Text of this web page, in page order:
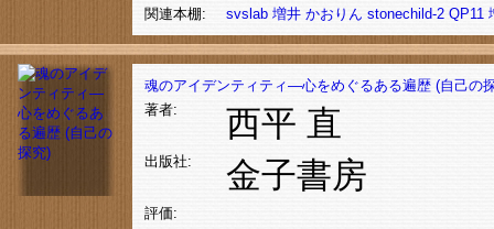
関連本棚: svslab 増井 かおりん stonechild-2 QP11
魂のアイデンティティ―心をめぐるある遍歴 (自己の
著者:
西平 直
出版社: 金子書房
評価: